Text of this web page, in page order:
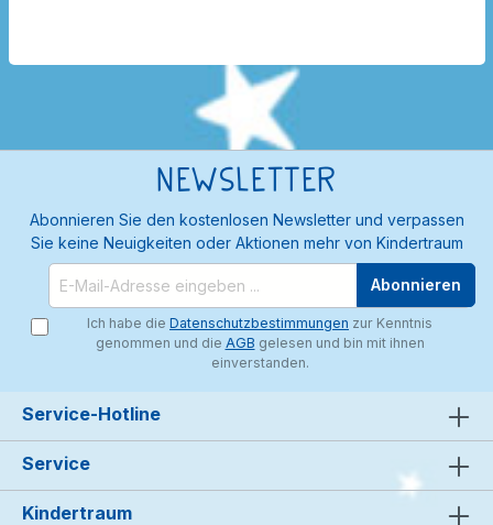
Newsletter
Abonnieren Sie den kostenlosen Newsletter und verpassen
Sie keine Neuigkeiten oder Aktionen mehr von Kindertraum
Abonnieren
Ich habe die Datenschutzbestimmungen zur Kenntnis
genommen und die AGB gelesen und bin mit ihnen
einverstanden.
Service-Hotline
Service
Kindertraum